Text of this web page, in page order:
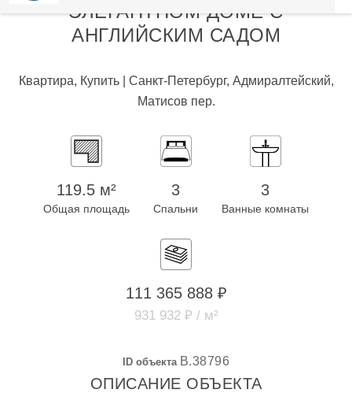
ЭЛЕГАНТНОМ ДОМЕ С
АНГЛИЙСКИМ САДОМ
Квартира, Купить | Санкт-Петербург, Адмиралтейский,
Матисов пер.
119.5 м²
Общая площадь
3
Спальни
3
Ванные комнаты
111 365 888 ₽
931 932 ₽ / м²
ID объекта B.38796
ОПИСАНИЕ ОБЪЕКТА